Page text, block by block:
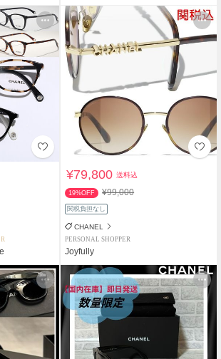
¥79,800送料込
19%OFF ¥99,000
関税負担なし
CHANEL
PERSONAL SHOPPER
Joyfully